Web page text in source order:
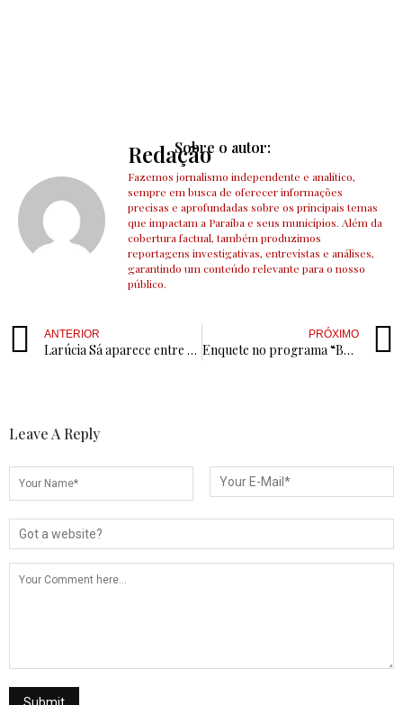
Sobre o autor:
Redação
Fazemos jornalismo independente e analítico,
sempre em busca de oferecer informações
precisas e aprofundadas sobre os principais temas
que impactam a Paraíba e seus municípios. Além da
cobertura factual, também produzimos
reportagens investigativas, entrevistas e análises,
garantindo um conteúdo relevante para o nosso
público.
ANTERIOR
Larúcia Sá aparece entre os 36 nomes mais lembrados para deputado estadual em nova pesquisa SETA
PRÓXIMO
Enquete no programa “Boca Quente II” sinaliza favoritismo de Chico Mendes
Leave A Reply